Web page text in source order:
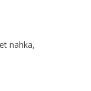
nahka,